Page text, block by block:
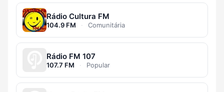
Rádio Cultura FM
104.9 FM · Comunitária
Rádio FM 107
107.7 FM · Popular